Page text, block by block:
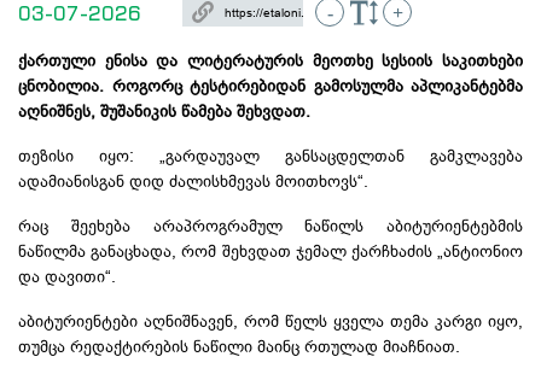
03-07-2026 - +
ქართული ენისა და ლიტერატურის მეოთხე სესიის საკითხები
ცნობილია. როგორც ტესტირებიდან გამოსულმა აპლიკანტებმა
აღნიშნეს, შუშანიკის წამება შეხვდათ.
თეზისი იყო: „გარდაუვალ განსაცდელთან გამკლავება
ადამიანისგან დიდ ძალისხმევას მოითხოვს“.
რაც შეეხება არაპროგრამულ ნაწილს აბიტურიენტებმის
ნაწილმა განაცხადა, რომ შეხვდათ ჯემალ ქარჩხაძის „ანტიონიო
და დავითი“.
აბიტურიენტები აღნიშნავენ, რომ წელს ყველა თემა კარგი იყო,
თუმცა რედაქტირების ნაწილი მაინც რთულად მიაჩნიათ.